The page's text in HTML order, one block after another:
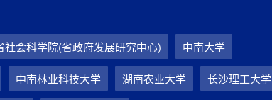
社会科学院(省政府发展研究中心) 中南大学
中南林业科技大学 湖南农业大学 长沙理工大学